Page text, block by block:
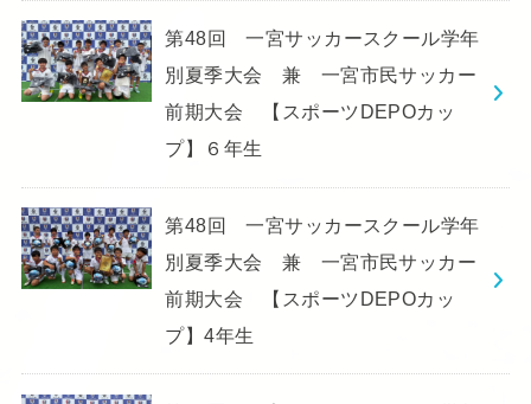
第48回 一宮サッカースクール学年
別夏季大会 兼 一宮市民サッカー
前期大会 【スポーツDEPOカッ
プ】６年生
第48回 一宮サッカースクール学年
別夏季大会 兼 一宮市民サッカー
前期大会 【スポーツDEPOカッ
プ】4年生